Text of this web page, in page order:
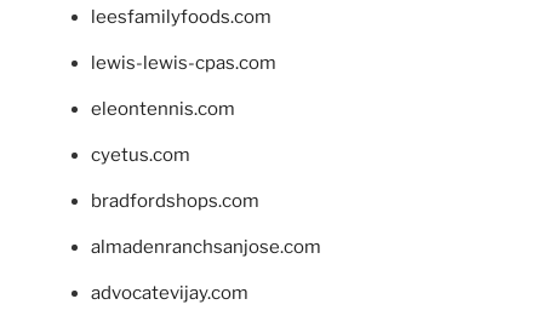
leesfamilyfoods.com
lewis-lewis-cpas.com
eleontennis.com
cyetus.com
bradfordshops.com
almadenranchsanjose.com
advocatevijay.com